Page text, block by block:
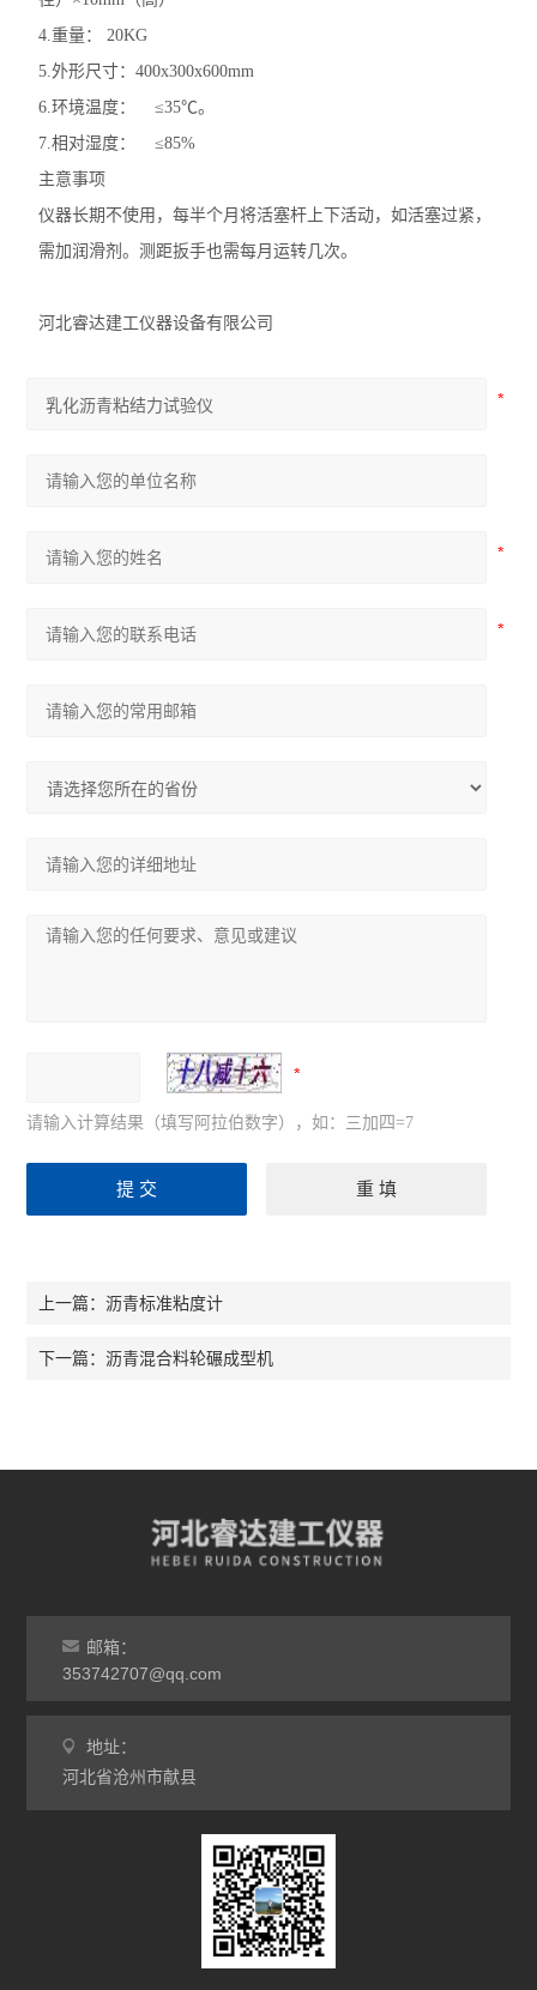
沥青薄膜烘箱
4.重量： 20KG
5.外形尺寸：400x300x600mm
6.环境温度： ≤35℃。
7.相对湿度： ≤85%
主意事项
仪器长期不使用，每半个月将活塞杆上下活动，如活塞过紧，
需加润滑剂。测距扳手也需每月运转几次。
河北睿达建工仪器设备有限公司
请输入计算结果（填写阿拉伯数字），如：三加四=7
上一篇：沥青标准粘度计
下一篇：沥青混合料轮碾成型机
邮箱：
353742707@qq.com
地址：
河北省沧州市献县